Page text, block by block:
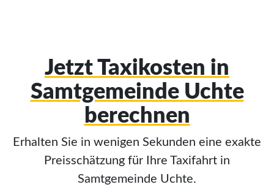
Jetzt Taxikosten in
Samtgemeinde Uchte
berechnen
Erhalten Sie in wenigen Sekunden eine exakte
Preisschätzung für Ihre Taxifahrt in
Samtgemeinde Uchte.